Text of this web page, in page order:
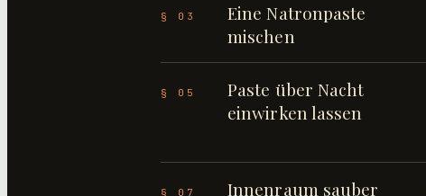
§ 03
Eine Natronpaste
mischen
§ 05
Paste über Nacht
einwirken lassen
§ 07
Innenraum sauber